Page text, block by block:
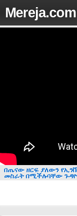
Mereja.com
በጤናው ዘርፍ ያለውን
መስራት በሚችሉባቸው